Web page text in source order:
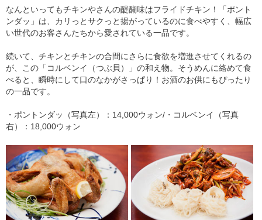
なんといってもチキンやさんの醍醐味はフライドチキン！「ポント
ンダッ」は、カリっとサクっと揚がっているのに食べやすく、幅広
い世代のお客さんたちから愛されている一品です。
続いて、チキンとチキンの合間にさらに食欲を増進させてくれるの
が、この「コルベンイ（つぶ貝）」の和え物。そうめんに絡めて食
べると、瞬時にして口のなかがさっぱり！お酒のお供にもぴったり
の一品です。
・ポントンダッ（写真左）：14,000ウォン/・コルベンイ（写真
右）：18,000ウォン